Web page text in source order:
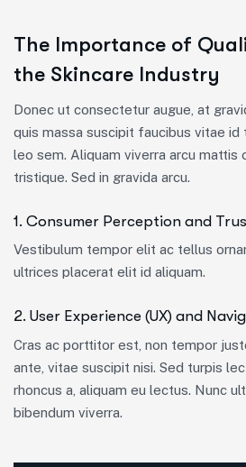
The Importance of
the Skincare Industry
Donec ut consectetur augue, at
quis massa suscipit faucibus vitae id
leo sem. Aliquam viverra arcu mattis
tristique. Sed in gravida arcu.
1. Consumer Perception and
Vestibulum tempor elit ac tellus
ultrices placerat elit id aliquam.
2. User Experience (UX) and
Cras ac porttitor est, non tempor
ante, vitae suscipit nisi. Sed turpis
rhoncus a, aliquam eu lectus. Nunc
bibendum viverra.